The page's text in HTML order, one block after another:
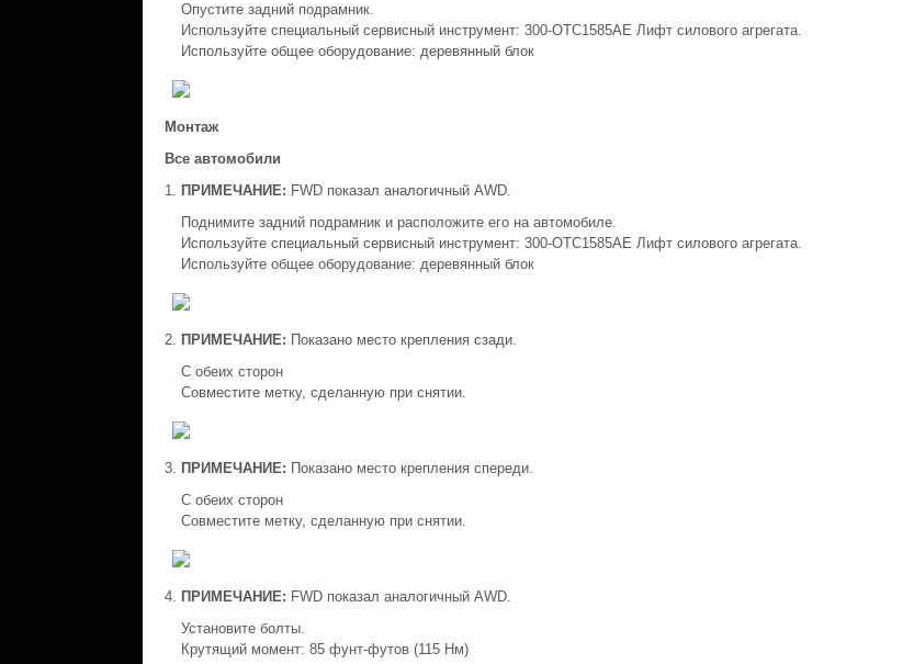
Опустите задний подрамник.
Используйте специальный сервисный инструмент: 300-OTC1585AE Лифт силового агрегата.
Используйте общее оборудование: деревянный блок
Монтаж
Все автомобили
ПРИМЕЧАНИЕ: FWD показал аналогичный AWD.
Поднимите задний подрамник и расположите его на автомобиле.
Используйте специальный сервисный инструмент: 300-OTC1585AE Лифт силового агрегата.
Используйте общее оборудование: деревянный блок
ПРИМЕЧАНИЕ: Показано место крепления сзади.
С обеих сторон
Совместите метку, сделанную при снятии.
ПРИМЕЧАНИЕ: Показано место крепления спереди.
С обеих сторон
Совместите метку, сделанную при снятии.
ПРИМЕЧАНИЕ: FWD показал аналогичный AWD.
Установите болты.
Крутящий момент: 85 фунт-футов (115 Нм)